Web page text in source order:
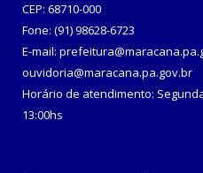
CEP: 68710-000
Fone: (91) 98628-6723
E-mail:
ouvidoria@maracana.pa.gov.br
Horário de atendimento:
13:00hs